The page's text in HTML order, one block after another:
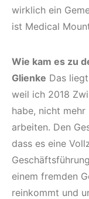
wirklich ein
ist Medical
Wie kam es zu
Glienke Das
weil ich 2018
habe, nicht
arbeiten. Den
dass es eine
einem fremden
reinkommt und